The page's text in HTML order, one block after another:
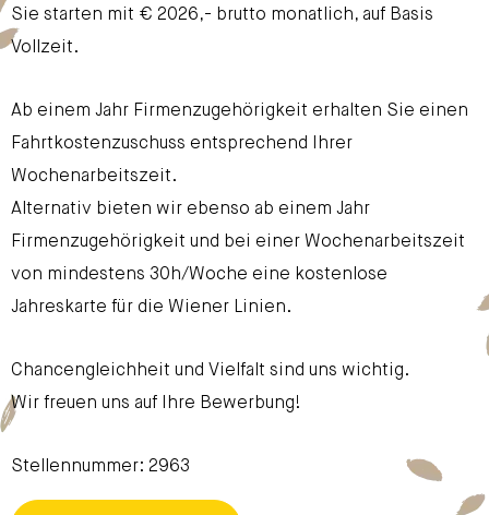
Sie starten mit € 2026,- brutto monatlich, auf Basis
Vollzeit.
Ab einem Jahr Firmenzugehörigkeit erhalten Sie einen
Fahrtkostenzuschuss entsprechend Ihrer
Wochenarbeitszeit.
Alternativ bieten wir ebenso ab einem Jahr
Firmenzugehörigkeit und bei einer Wochenarbeitszeit
von mindestens 30h/Woche eine kostenlose
Jahreskarte für die Wiener Linien.
Chancengleichheit und Vielfalt sind uns wichtig.
Wir freuen uns auf Ihre Bewerbung!
Stellennummer: 2963